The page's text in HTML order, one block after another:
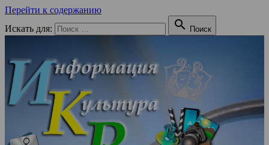
Перейти к содержанию
Искать для:
 Поиск